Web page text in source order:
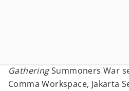
GatheringSummoners War
Comma Workspace, Jakarta